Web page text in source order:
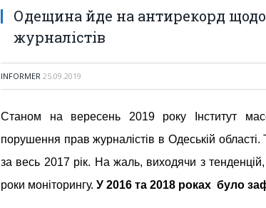
Одещина йде на антирекорд
журналістів
INFORMER 25.09.2019
Станом на вересень 2019 року Інститут
порушення прав журналістів в Одеській
за весь 2017 рік. На жаль, виходячи з
роки моніторингу. У 2016 та 2018 роках було